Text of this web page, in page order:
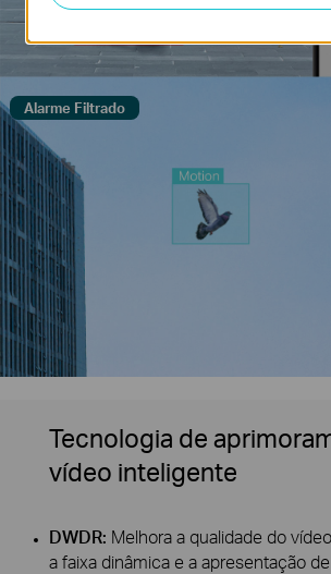
Alarme Filtrado
Tecnologia de
vídeo inteligente
DWDR: Melhora a qualidade do
a faixa dinâmica e a apresentação